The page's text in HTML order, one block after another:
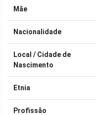
Mãe
Nacionalidade
Local / Cidade de
Nascimento
Etnia
Profissão